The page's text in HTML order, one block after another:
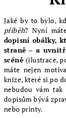
Jaké by to bylo,
příběh? Nyní
dopisní obálky,
straně – a
scéně (ilustrace,
máte nejen
knize, které si po
nebudou vám
dopisům bývá
nebo printy.